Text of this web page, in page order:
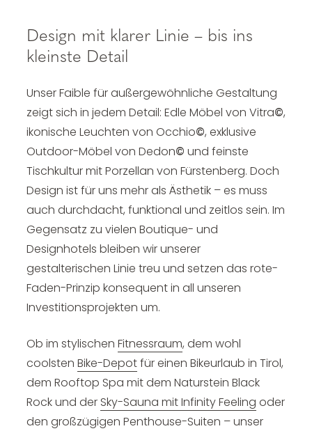
Design mit klarer Linie – bis ins
kleinste Detail
Unser Faible für außergewöhnliche Gestaltung
zeigt sich in jedem Detail: Edle Möbel von Vitra©,
ikonische Leuchten von Occhio©, exklusive
Outdoor-Möbel von Dedon© und feinste
Tischkultur mit Porzellan von Fürstenberg. Doch
Design ist für uns mehr als Ästhetik – es muss
auch durchdacht, funktional und zeitlos sein. Im
Gegensatz zu vielen Boutique- und
Designhotels bleiben wir unserer
gestalterischen Linie treu und setzen das rote-
Faden-Prinzip konsequent in all unseren
Investitionsprojekten um.
Ob im stylischen Fitnessraum, dem wohl
coolsten Bike-Depotfür einen Bikeurlaub in Tirol,
dem Rooftop Spa mit dem Naturstein Black
Rock und der Sky-Sauna mit Infinity Feeling oder
den großzügigen Penthouse-Suiten – unser